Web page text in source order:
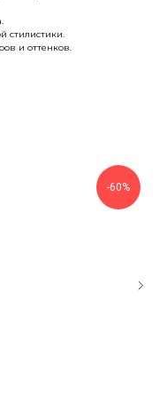
стилистики.
и оттенков.
-60%